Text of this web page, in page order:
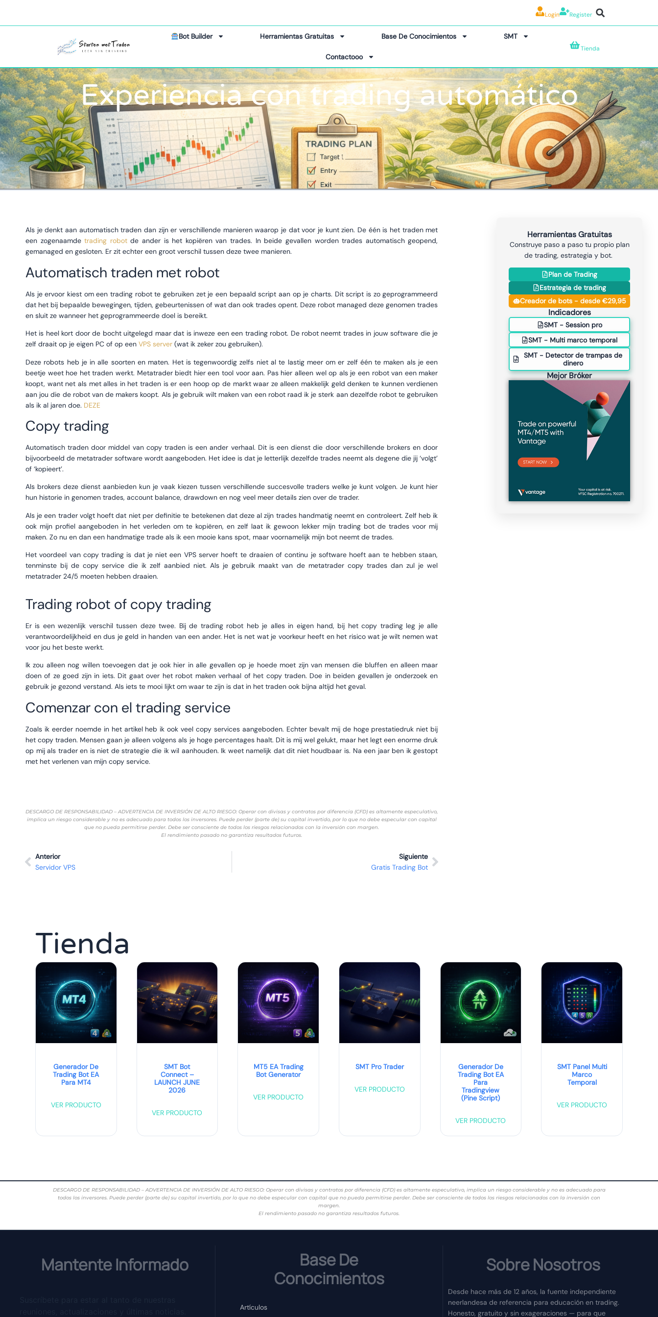
Login Register
Bot Builder Herramientas Gratuitas Base De Conocimientos SMT
Contactooo
Tienda
Experiencia con trading automático
Als je denkt aan automatisch traden dan zijn er verschillende manieren waarop je dat voor je kunt zien. De één is het traden met
een zogenaamdetrading robotde ander is het kopiëren van trades. In beide gevallen worden trades automatisch geopend,
gemanaged en gesloten. Er zit echter een groot verschil tussen deze twee manieren.
Automatisch traden met robot
Als je ervoor kiest om een trading robot te gebruiken zet je een bepaald script aan op je charts. Dit script is zo geprogrammeerd
dat het bij bepaalde bewegingen, tijden, gebeurtenissen of wat dan ook trades opent. Deze robot managed deze genomen trades
en sluit ze wanneer het geprogrammeerde doel is bereikt.
Het is heel kort door de bocht uitgelegd maar dat is inweze een een trading robot. De robot neemt trades in jouw software die je
zelf draait op je eigen PC of op een VPS server (wat ik zeker zou gebruiken).
Deze robots heb je in alle soorten en maten. Het is tegenwoordig zelfs niet al te lastig meer om er zelf één te maken als je een
beetje weet hoe het traden werkt. Metatrader biedt hier een tool voor aan. Pas hier alleen wel op als je een robot van een maker
koopt, want net als met alles in het traden is er een hoop op de markt waar ze alleen makkelijk geld denken te kunnen verdienen
aan jou die de robot van de makers koopt. Als je gebruik wilt maken van een robot raad ik je sterk aan dezelfde robot te gebruiken
als ik al jaren doe. DEZE
Copy trading
Automatisch traden door middel van copy traden is een ander verhaal. Dit is een dienst die door verschillende brokers en door
bijvoorbeeld de metatrader software wordt aangeboden. Het idee is dat je letterlijk dezelfde trades neemt als degene die jij ‘volgt’
of ‘kopieert’.
Als brokers deze dienst aanbieden kun je vaak kiezen tussen verschillende succesvolle traders welke je kunt volgen. Je kunt hier
hun historie in genomen trades, account balance, drawdown en nog veel meer details zien over de trader.
Als je een trader volgt hoeft dat niet per definitie te betekenen dat deze al zijn trades handmatig neemt en controleert. Zelf heb ik
ook mijn profiel aangeboden in het verleden om te kopiëren, en zelf laat ik gewoon lekker mijn trading bot de trades voor mij
maken. Zo nu en dan een handmatige trade als ik een mooie kans spot, maar voornamelijk mijn bot neemt de trades.
Het voordeel van copy trading is dat je niet een VPS server hoeft te draaien of continu je software hoeft aan te hebben staan,
tenminste bij de copy service die ik zelf aanbied niet. Als je gebruik maakt van de metatrader copy trades dan zul je wel
metatrader 24/5 moeten hebben draaien.
Trading robot of copy trading
Er is een wezenlijk verschil tussen deze twee. Bij de trading robot heb je alles in eigen hand, bij het copy trading leg je alle
verantwoordelijkheid en dus je geld in handen van een ander. Het is net wat je voorkeur heeft en het risico wat je wilt nemen wat
voor jou het beste werkt.
Ik zou alleen nog willen toevoegen dat je ook hier in alle gevallen op je hoede moet zijn van mensen die bluffen en alleen maar
doen of ze goed zijn in iets. Dit gaat over het robot maken verhaal of het copy traden. Doe in beiden gevallen je onderzoek en
gebruik je gezond verstand. Als iets te mooi lijkt om waar te zijn is dat in het traden ook bijna altijd het geval.
Comenzar con el trading service
Zoals ik eerder noemde in het artikel heb ik ook veel copy services aangeboden. Echter bevalt mij de hoge prestatiedruk niet bij
het copy traden. Mensen gaan je alleen volgens als je hoge percentages haalt. Dit is mij wel gelukt, maar het legt een enorme druk
op mij als trader en is niet de strategie die ik wil aanhouden. Ik weet namelijk dat dit niet houdbaar is. Na een jaar ben ik gestopt
met het verlenen van mijn copy service.
DESCARGO DE RESPONSABILIDAD – ADVERTENCIA DE INVERSIÓN DE ALTO RIESGO: Operar con divisas y contratos por diferencia (CFD) es altamente especulativo,
implica un riesgo considerable y no es adecuado para todos los inversores. Puede perder (parte de) su capital invertido, por lo que no debe especular con capital
que no pueda permitirse perder. Debe ser consciente de todos los riesgos relacionados con la inversión con margen.
El rendimiento pasado no garantiza resultados futuros.
Anterior
Servidor VPS
Siguiente
Gratis Trading Bot
Herramientas Gratuitas
Construye paso a paso tu propio plan
de trading, estrategia y bot.
Plan de Trading
Estrategia de trading
Creador de bots - desde €29,95
Indicadores
SMT - Session pro
SMT - Multi marco temporal
SMT - Detector de trampas de
dinero
Mejor Bróker
Tienda
Generador De
Trading Bot EA
Para MT4
VER PRODUCTO
SMT Bot
Connect –
LAUNCH JUNE
2026
VER PRODUCTO
MT5 EA Trading
Bot Generator
VER PRODUCTO
SMT Pro Trader
VER PRODUCTO
Generador De
Trading Bot EA
Para
Tradingview
(Pine Script)
VER PRODUCTO
SMT Panel Multi
Marco
Temporal
VER PRODUCTO
DESCARGO DE RESPONSABILIDAD – ADVERTENCIA DE INVERSIÓN DE ALTO RIESGO: Operar con divisas y contratos por diferencia (CFD) es altamente especulativo, implica un riesgo considerable y no es adecuado para
todos los inversores. Puede perder (parte de) su capital invertido, por lo que no debe especular con capital que no pueda permitirse perder. Debe ser consciente de todos los riesgos relacionados con la inversión con
margen.
El rendimiento pasado no garantiza resultados futuros.
Mantente Informado
Base De
Conocimientos
Artículos
Sobre Nosotros
Desde hace más de 12 años, la fuente independiente
neerlandesa de referencia para educación en trading.
Honesto, gratuito y sin exageraciones — para que